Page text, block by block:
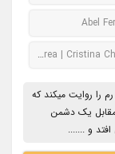
Abel
Ethan Hawke | Valerio Mastandrea |
را روایت میکند که
مقابل یک دشمن
و .......